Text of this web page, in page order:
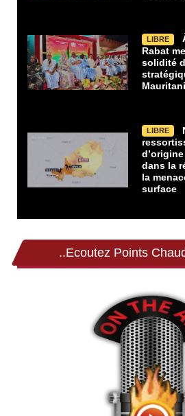
LIBRE
Rabat
solidité
LIBRE
dans la
la
surface
..Ecoutez Points